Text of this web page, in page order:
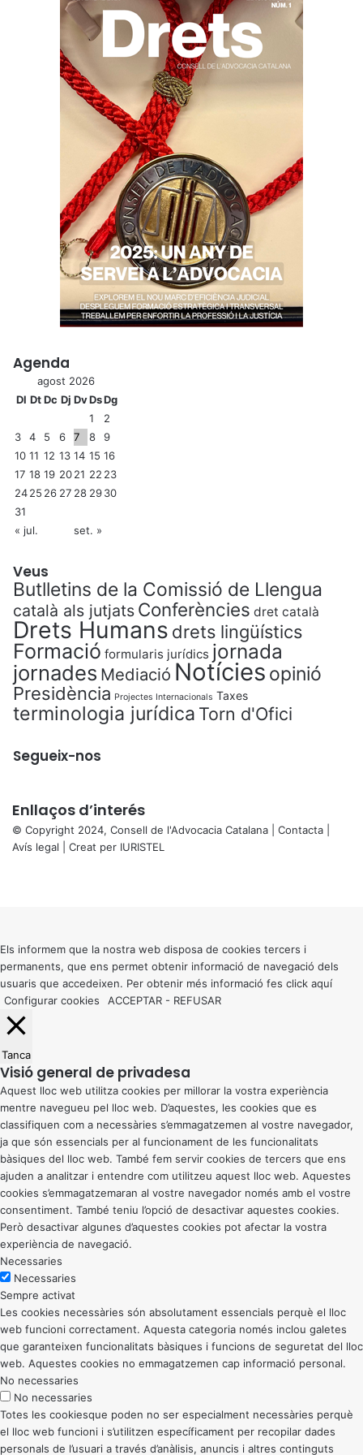
Agenda
agost 2026
Dl DtDc Dj DvDsDg
1
2
3
4 5 6 7 8
9
10 11 12 13 14 15 16
17 18 19 2021 22 23
2425 26 27 28 2930
31
« jul.
set. »
Veus
Butlletins de la Comissió de Llengua
català als jutjats Conferències dret català
Drets Humans drets lingüístics
Formació formularis jurídics jornada
jornades Mediació Notícies opinió
Presidència Projectes Internacionals Taxes
terminologia jurídica Torn d'Ofici
Segueix-nos
Enllaços d’interés
© Copyright 2024, Consell de l'Advocacia Catalana | Contacta
Avís legal | Creat per IURISTEL
button
Els informem que la nostra web disposa de cookies tercers i
permanents, que ens permet obtenir informació de navegació dels
usuaris que accedeixen. Per obtenir més informació fes click aquí
Configurar cookies
ACCEPTAR - REFUSAR
Tanca
Visió general de privadesa
Aquest lloc web utilitza cookies per millorar la vostra experiència
mentre navegueu pel lloc web. D’aquestes, les cookies que es
classifiquen com a necessàries s’emmagatzemen al vostre navegador,
ja que són essencials per al funcionament de les funcionalitats
bàsiques del lloc web. També fem servir cookies de tercers que ens
ajuden a analitzar i entendre com utilitzeu aquest lloc web. Aquestes
cookies s’emmagatzemaran al vostre navegador només amb el vostre
consentiment. També teniu l’opció de desactivar aquestes cookies.
Però desactivar algunes d’aquestes cookies pot afectar la vostra
experiència de navegació.
Necessaries
Necessaries
Sempre activat
Les cookies necessàries són absolutament essencials perquè el lloc
web funcioni correctament. Aquesta categoria només inclou galetes
que garanteixen funcionalitats bàsiques i funcions de seguretat del lloc
web. Aquestes cookies no emmagatzemen cap informació personal.
No necessaries
No necessaries
Totes les cookiesque poden no ser especialment necessàries perquè
el lloc web funcioni i s’utilitzen específicament per recopilar dades
personals de l’usuari a través d’anàlisis, anuncis i altres continguts